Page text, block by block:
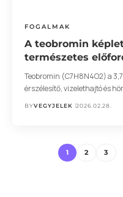
FOGALMAK
A teobromin
természetes
Teobromin (C7H8N4O2) a
érszélesítő, vizelethajtó és
BYVEGYJELEK 2026.02.28.
1 2 3